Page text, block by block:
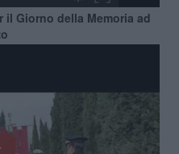
il Giorno della Memoria ad